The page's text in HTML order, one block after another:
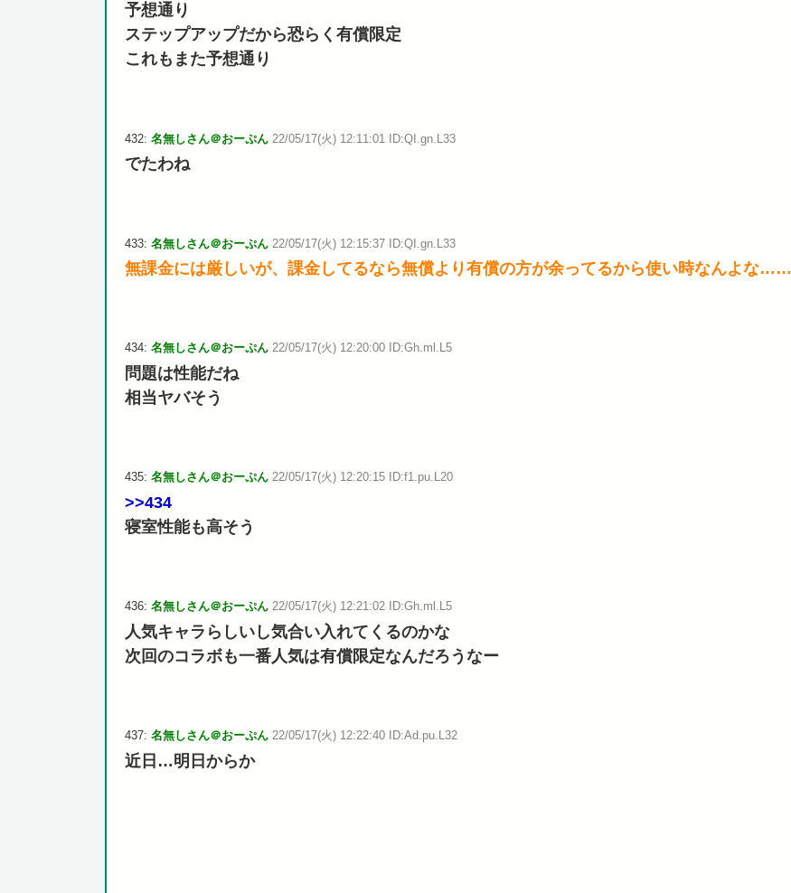
予想通り
ステップアップだから恐らく有償限定
これもまた予想通り
432: 名無しさん＠おーぷん 22/05/17(火) 12:11:01 ID:QI.gn.L33
でたわね
433: 名無しさん＠おーぷん 22/05/17(火) 12:15:37 ID:QI.gn.L33
無課金には厳しいが、課金してるなら無償より有償の方が余ってるから使い時なんよな……
434: 名無しさん＠おーぷん 22/05/17(火) 12:20:00 ID:Gh.ml.L5
問題は性能だね
相当ヤバそう
435: 名無しさん＠おーぷん 22/05/17(火) 12:20:15 ID:f1.pu.L20
>>434
寝室性能も高そう
436: 名無しさん＠おーぷん 22/05/17(火) 12:21:02 ID:Gh.ml.L5
人気キャラらしいし気合い入れてくるのかな
次回のコラボも一番人気は有償限定なんだろうなー
437: 名無しさん＠おーぷん 22/05/17(火) 12:22:40 ID:Ad.pu.L32
近日…明日からか